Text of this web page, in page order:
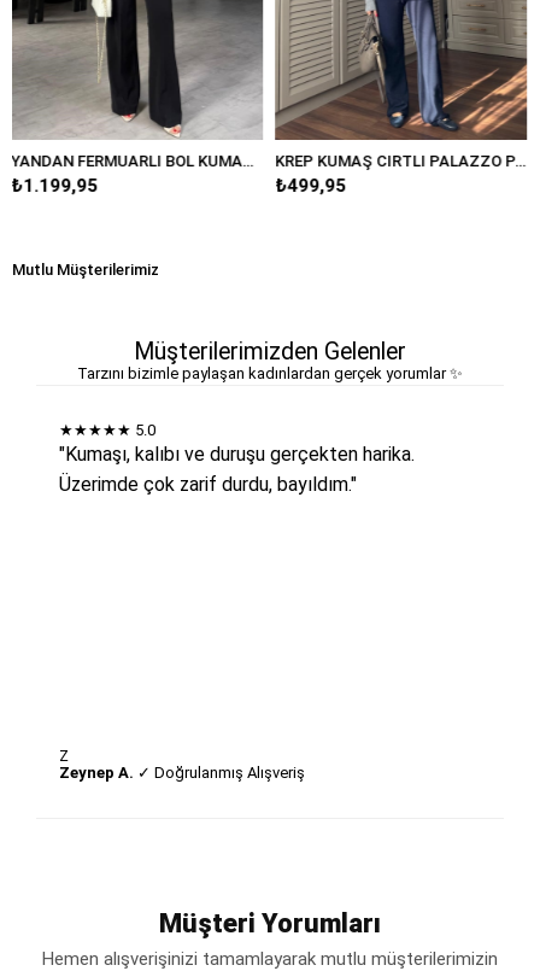
YANDAN FERMUARLI BOL KUMAŞ PANTOLON/20401 KREP KUMAŞ CIRTLI PALAZZO PANTOLON/K038
Mutlu Müşterilerimiz
Müşterilerimizden Gelenler
Tarzını bizimle paylaşan kadınlardan gerçek yorumlar ✨
★★★★★ 5.0
"Kumaşı, kalıbı ve duruşu gerçekten harika.
Üzerimde çok zarif durdu, bayıldım."
Z
Zeynep A. ✓ Doğrulanmış Alışveriş
Müşteri Yorumları
Hemen alışverişinizi tamamlayarak mutlu müşterilerimizin